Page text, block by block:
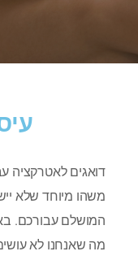
דואגים לאטרקציה
משהו מיוחד שלא
המושלם עבורכם.
מה שאנחנו לא